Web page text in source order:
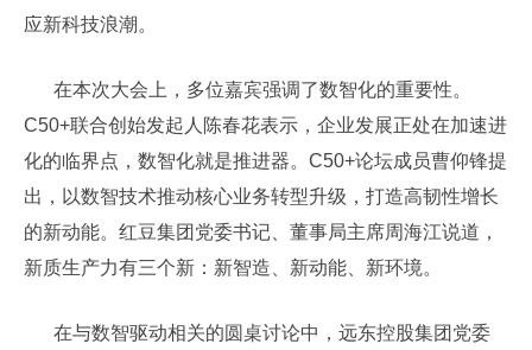
应新科技浪潮。
在本次大会上，多位嘉宾强调了数智化的重要性。
C50+联合创始发起人陈春花表示，企业发展正处在加速进
化的临界点，数智化就是推进器。C50+论坛成员曹仰锋提
出，以数智技术推动核心业务转型升级，打造高韧性增长
的新动能。红豆集团党委书记、董事局主席周海江说道，
新质生产力有三个新：新智造、新动能、新环境。
在与数智驱动相关的圆桌讨论中，远东控股集团党委